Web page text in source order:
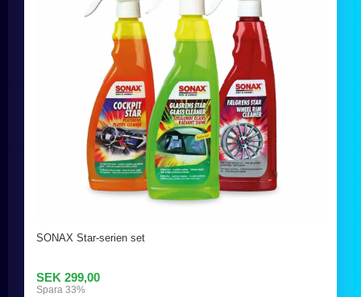
SONAX Star-serien set
SEK 299,00
Spara 33%